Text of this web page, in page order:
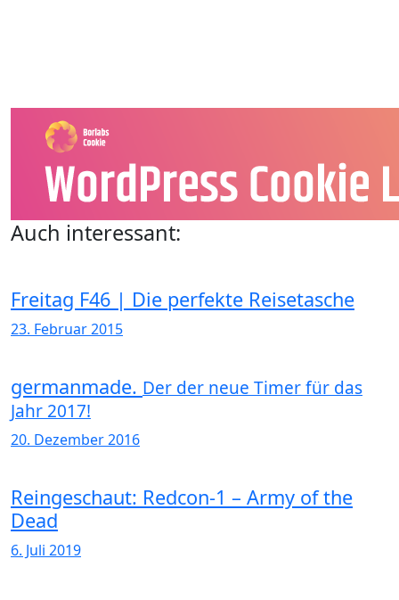
Auch interessant:
Freitag F46 | Die perfekte Reisetasche
23. Februar 2015
germanmade. Der der neue Timer für das
Jahr 2017!
20. Dezember 2016
Reingeschaut: Redcon-1 – Army of the
Dead
6. Juli 2019